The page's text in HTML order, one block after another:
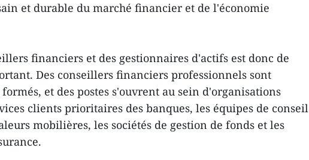
et durable du marché financier et de l'économie
financiers et des gestionnaires d'actifs est donc de
Des conseillers financiers professionnels sont
et des postes s'ouvrent au sein d'organisations
clients prioritaires des banques, les équipes de conseil
mobilières, les sociétés de gestion de fonds et les